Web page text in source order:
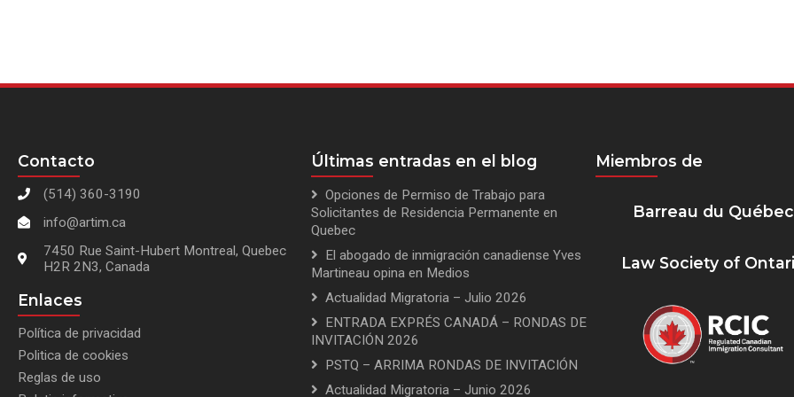
Contacto
(514) 360-3190
info@artim.ca
7450 Rue Saint-Hubert Montreal, Quebec
H2R 2N3, Canada
Enlaces
Política de privacidad
Politica de cookies
Reglas de uso
Últimas entradas en el blog
Opciones de Permiso de Trabajo para
Solicitantes de Residencia Permanente en
Quebec
El abogado de inmigración canadiense Yves
Martineau opina en Medios
Actualidad Migratoria – Julio 2026
ENTRADA EXPRÉS CANADÁ – RONDAS DE
INVITACIÓN 2026
PSTQ – ARRIMA RONDAS DE INVITACIÓN
Actualidad Migratoria – Junio 2026
Miembros de
Barreau du Québec
Law Society of